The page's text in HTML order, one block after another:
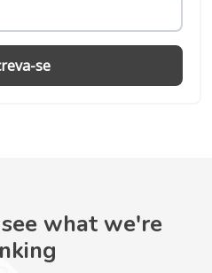
se
what we're